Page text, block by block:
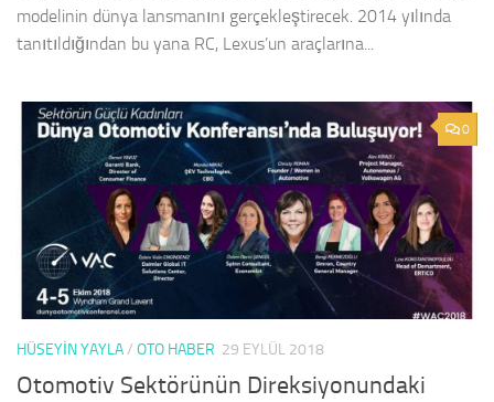
modelinin dünya lansmanını gerçekleştirecek. 2014 yılında
tanıtıldığından bu yana RC, Lexus’un araçlarına...
0
HÜSEYIN YAYLA/ OTO HABER 29 EYLÜL 2018
Otomotiv Sektörünün Direksiyonundaki